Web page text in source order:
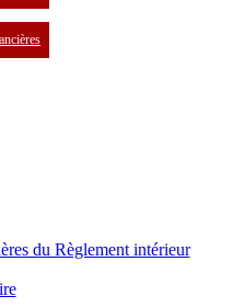
du Règlement intérieur